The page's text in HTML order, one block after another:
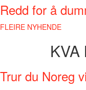
Redd for å
FLEIRE NYHENDE
KVA
Trur du Noreg